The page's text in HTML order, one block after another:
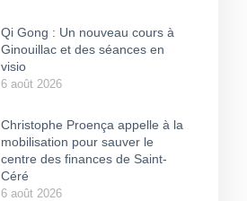
Qi Gong : Un nouveau cours à
Ginouillac et des séances en
visio
6 août 2026
Christophe Proença appelle à la
mobilisation pour sauver le
centre des finances de Saint-
Céré
6 août 2026